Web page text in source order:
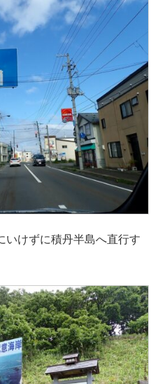
いけずに積丹半島へ直行す